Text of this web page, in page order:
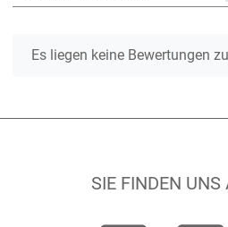
Es liegen keine Bewertungen
SIE FINDEN UNS